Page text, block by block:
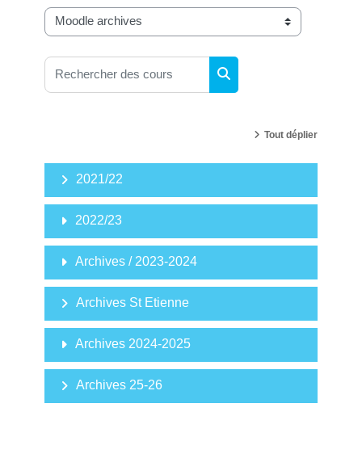
Catégories de cours
Rechercher des cours
Rechercher des cours
Tout déplier
2021/22
2022/23
Archives / 2023-2024
Archives St Etienne
Archives 2024-2025
Archives 25-26